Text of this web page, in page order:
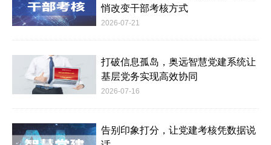
悄改变干部考核方式
2026-07-21
打破信息孤岛，奥远智慧党建系统让
基层党务实现高效协同
2026-07-16
告别印象打分，让党建考核凭数据说